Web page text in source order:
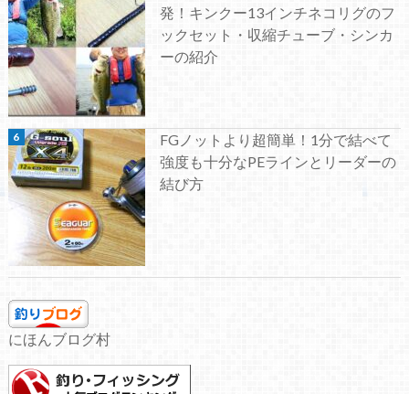
発！キンクー13インチネコリグのフ
ックセット・収縮チューブ・シンカ
ーの紹介
FGノットより超簡単！1分で結べて
強度も十分なPEラインとリーダーの
結び方
にほんブログ村